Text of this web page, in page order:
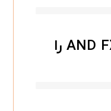
چرا ترازوی AND FX-۳۰۰۰GD را